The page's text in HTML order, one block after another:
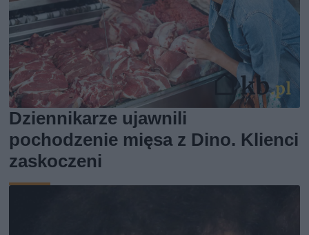
Dziennikarze ujawnili
pochodzenie mięsa z Dino. Klienci
zaskoczeni